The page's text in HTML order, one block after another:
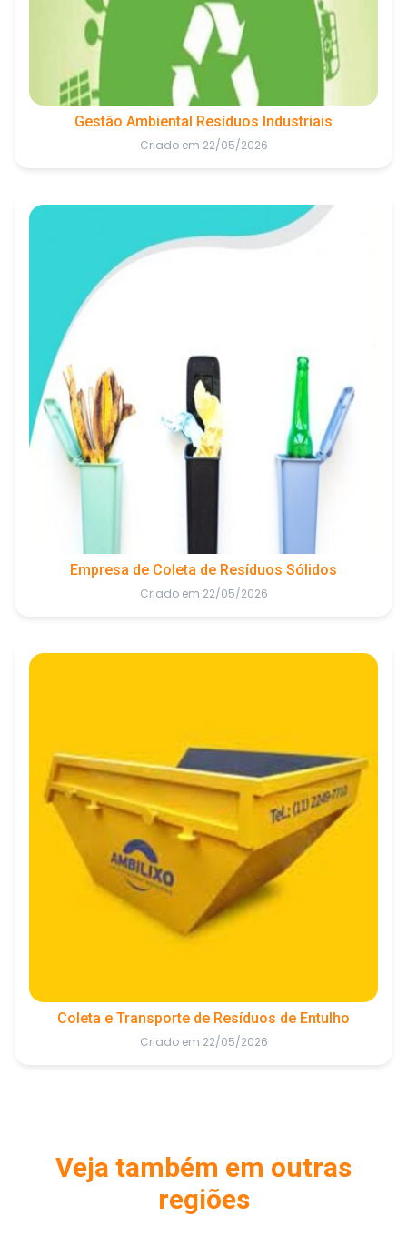
Gestão Ambiental Resíduos Industriais
Criado em 22/05/2026
Empresa de Coleta de Resíduos Sólidos
Criado em 22/05/2026
Coleta e Transporte de Resíduos de Entulho
Criado em 22/05/2026
Veja também em outras
regiões